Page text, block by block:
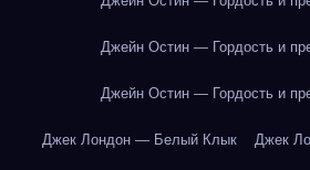
Джейн Остин — Гордость и
Джейн Остин — Гордость и
Джек Лондон — Белый Клык Джек